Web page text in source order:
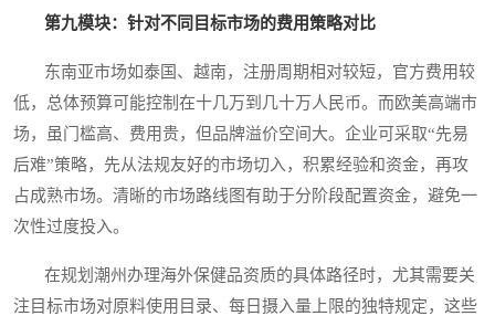
第九模块：针对不同目标市场的费用策略对比
东南亚市场如泰国、越南，注册周期相对较短，官方费用较
低，总体预算可能控制在十几万到几十万人民币。而欧美高端市
场，虽门槛高、费用贵，但品牌溢价空间大。企业可采取“先易
后难”策略，先从法规友好的市场切入，积累经验和资金，再攻
占成熟市场。清晰的市场路线图有助于分阶段配置资金，避免一
次性过度投入。
在规划潮州办理海外保健品资质的具体路径时，尤其需要关
注目标市场对原料使用目录、每日摄入量上限的独特规定，这些